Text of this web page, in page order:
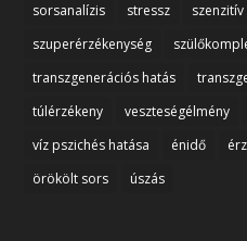
sorsanalízis
stressz szenzitív
szuperérzékenység
transzgenerációs hatás
túlérzékeny
veszteségélmény
víz pszichés hatása
énidő
örökölt sors
úszás